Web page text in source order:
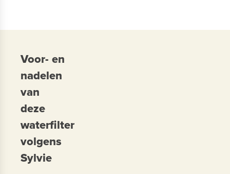
Voor- en
nadelen
van
deze
waterfilter
volgens
Sylvie